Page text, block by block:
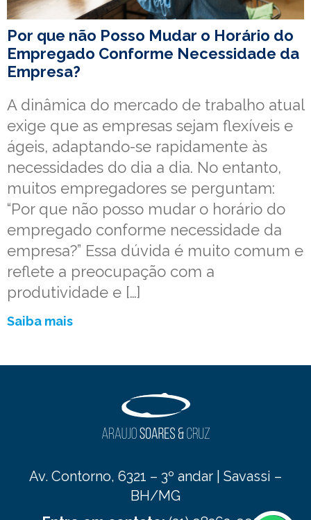
Por que não Posso Mudar o Horário do
Empregado Conforme Necessidade da
Empresa?
A dinâmica do mercado de trabalho atual
exige que as empresas sejam flexíveis e
ágeis, adaptando-se rapidamente às
necessidades do dia a dia. No entanto,
muitos empregadores se perguntam:
“Por que não posso mudar o horário do
empregado conforme necessidade da
empresa?” Essa dúvida é muito comum e
reflete a preocupação com a
produtividade e […]
Saiba mais
Av. Contorno, 6321 – 3º andar | Savassi –
BH/MG